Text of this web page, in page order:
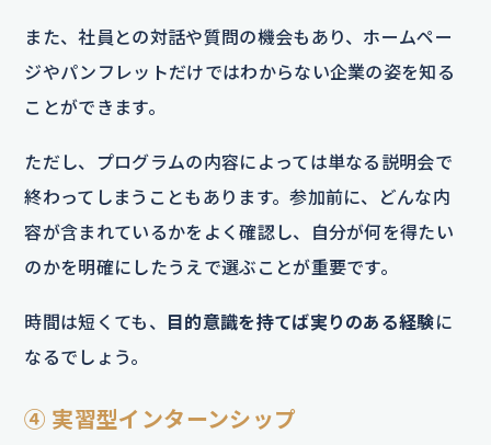
また、社員との対話や質問の機会もあり、ホームペー
ジやパンフレットだけではわからない企業の姿を知る
ことができます。
ただし、プログラムの内容によっては単なる説明会で
終わってしまうこともあります。参加前に、どんな内
容が含まれているかをよく確認し、自分が何を得たい
のかを明確にしたうえで選ぶことが重要です。
時間は短くても、 目的意識を持てば実りのある経験に
なるでしょう。
④ 実習型インターンシップ